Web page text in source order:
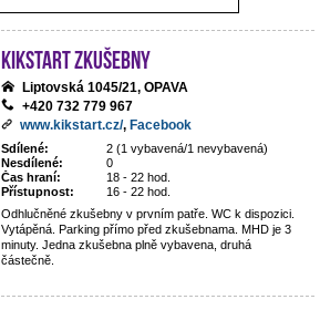
Kikstart zkušebny
Liptovská 1045/21, OPAVA
+420 732 779 967
www.kikstart.cz/, Facebook
Sdílené:
2 (1 vybavená/1 nevybavená)
Nesdílené:
0
Čas hraní:
18 - 22 hod.
Přístupnost:
16 - 22 hod.
Odhlučněné zkušebny v prvním patře. WC k dispozici.
Vytápěná. Parking přímo před zkušebnama. MHD je 3
minuty. Jedna zkušebna plně vybavena, druhá
částečně.